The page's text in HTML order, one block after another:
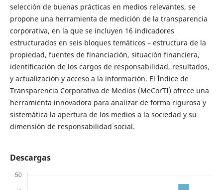
selección de buenas prácticas en medios relevantes, se
propone una herramienta de medición de la transparencia
corporativa, en la que se incluyen 16 indicadores
estructurados en seis bloques temáticos – estructura de la
propiedad, fuentes de financiación, situación financiera,
identificación de los cargos de responsabilidad, resultados,
y actualización y acceso a la información. El Índice de
Transparencia Corporativa de Medios (MeCorTI) ofrece una
herramienta innovadora para analizar de forma rigurosa y
sistemática la apertura de los medios a la sociedad y su
dimensión de responsabilidad social.
Descargas